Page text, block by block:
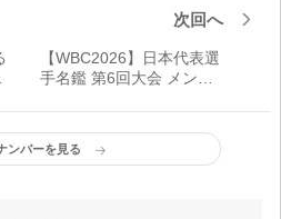
次回へ
【WBC2026】日本代表選
手名鑑 第6回大会 メンバ
ンバーを見る